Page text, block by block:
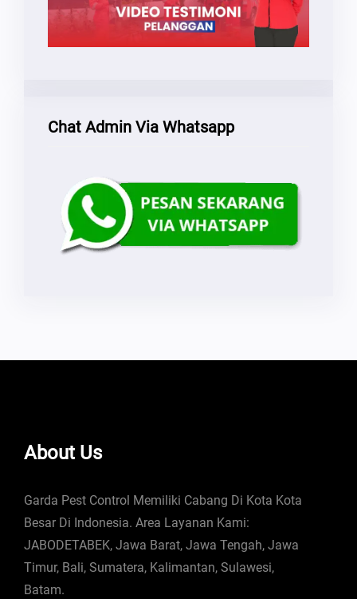
Chat Admin Via Whatsapp
About Us
Garda Pest Control Memiliki Cabang Di Kota Kota
Besar Di Indonesia. Area Layanan Kami:
JABODETABEK, Jawa Barat, Jawa Tengah, Jawa
Timur, Bali, Sumatera, Kalimantan, Sulawesi,
Batam.